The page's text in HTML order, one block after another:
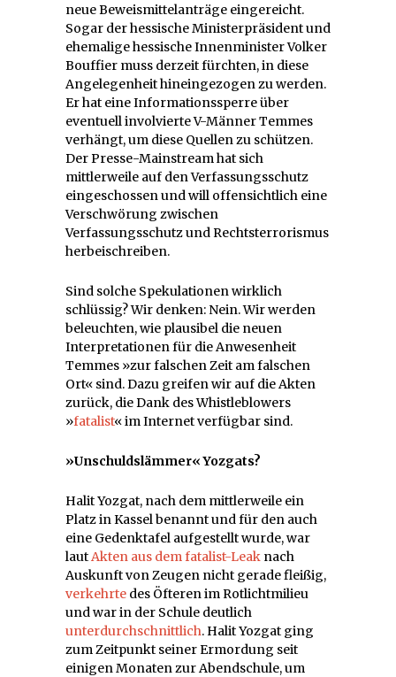
neue Beweismittelanträge eingereicht.
Sogar der hessische Ministerpräsident und
ehemalige hessische Innenminister Volker
Bouffier muss derzeit fürchten, in diese
Angelegenheit hineingezogen zu werden.
Er hat eine Informationssperre über
eventuell involvierte V-Männer Temmes
verhängt, um diese Quellen zu schützen.
Der Presse-Mainstream hat sich
mittlerweile auf den Verfassungsschutz
eingeschossen und will offensichtlich eine
Verschwörung zwischen
Verfassungsschutz und Rechtsterrorismus
herbeischreiben.
Sind solche Spekulationen wirklich
schlüssig? Wir denken: Nein. Wir werden
beleuchten, wie plausibel die neuen
Interpretationen für die Anwesenheit
Temmes »zur falschen Zeit am falschen
Ort« sind. Dazu greifen wir auf die Akten
zurück, die Dank des Whistleblowers
»fatalist« im Internet verfügbar sind.
»Unschuldslämmer« Yozgats?
Halit Yozgat, nach dem mittlerweile ein
Platz in Kassel benannt und für den auch
eine Gedenktafel aufgestellt wurde, war
lautAkten aus dem fatalist-Leak nach
Auskunft von Zeugen nicht gerade fleißig,
verkehrte des Öfteren im Rotlichtmilieu
und war in der Schule deutlich
unterdurchschnittlich. Halit Yozgat ging
zum Zeitpunkt seiner Ermordung seit
einigen Monaten zur Abendschule, um